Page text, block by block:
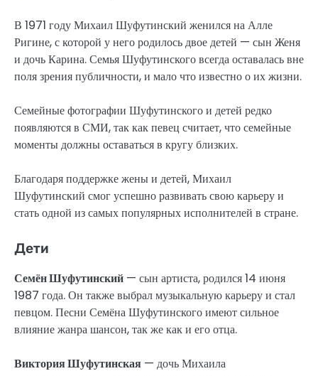
В 1971 году Михаил Шуфутинский женился на Алле
Ригине, с которой у него родилось двое детей — сын Женя
и дочь Карина. Семья Шуфутинского всегда оставалась вне
поля зрения публичности, и мало что известно о их жизни.
Семейные фотографии Шуфутинского и детей редко
появляются в СМИ, так как певец считает, что семейные
моменты должны оставаться в кругу близких.
Благодаря поддержке жены и детей, Михаил
Шуфутинский смог успешно развивать свою карьеру и
стать одной из самых популярных исполнителей в стране.
Дети
Семён Шуфутинский — сын артиста, родился 14 июня
1987 года. Он также выбрал музыкальную карьеру и стал
певцом. Песни Семёна Шуфутинского имеют сильное
влияние жанра шансон, так же как и его отца.
Виктория Шуфутинская — дочь Михаила